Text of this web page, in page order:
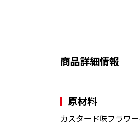
商品詳細情報
原材料
カスタード味フラワ